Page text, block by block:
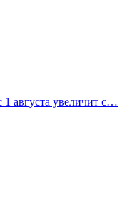
августа увеличит с…